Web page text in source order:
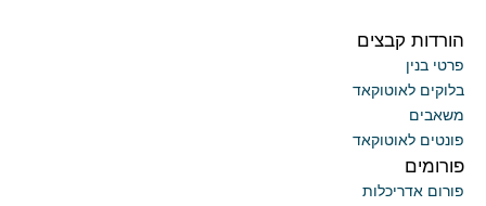
הורדות קבצים
פרטי בנין
בלוקים לאוטוקאד
משאבים
פונטים לאוטוקאד
פורומים
פורום אדריכלות